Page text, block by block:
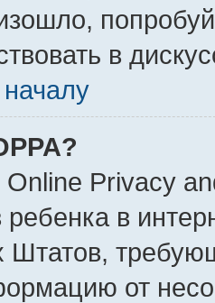
в
Online Privacy
в
от